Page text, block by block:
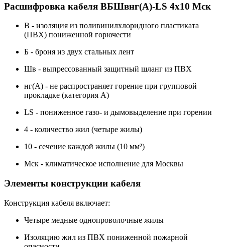
Расшифровка кабеля ВБШвнг(А)-LS 4х10 Мск
В - изоляция из поливинилхлоридного пластиката
(ПВХ) пониженной горючести
Б - броня из двух стальных лент
Шв - выпрессованный защитный шланг из ПВХ
нг(А) - не распространяет горение при групповой
прокладке (категория А)
LS - пониженное газо- и дымовыделение при горении
4 - количество жил (четыре жилы)
10 - сечение каждой жилы (10 мм²)
Мск - климатическое исполнение для Москвы
Элементы конструкции кабеля
Конструкция кабеля включает:
Четыре медные однопроволочные жилы
Изоляцию жил из ПВХ пониженной пожарной